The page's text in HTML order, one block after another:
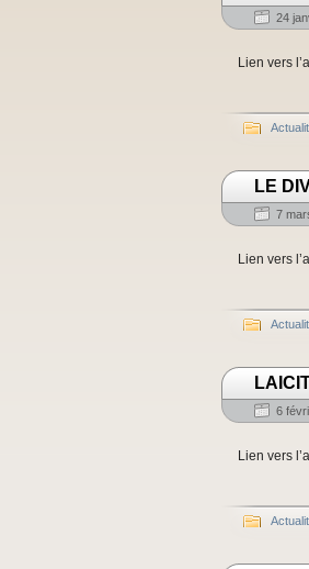
24
Lien vers
LE
7
Lien vers
6
Lien vers